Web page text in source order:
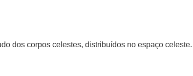
dos corpos celestes, distribuídos no espaço celeste.